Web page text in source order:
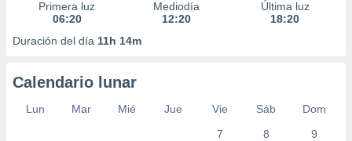
Primera luz
06:20
Mediodía
12:20
Última luz
18:20
Duración del día 11h 14m
Calendario lunar
Lun Mar Mié Jue Vie Sáb
Dom
7
8 9